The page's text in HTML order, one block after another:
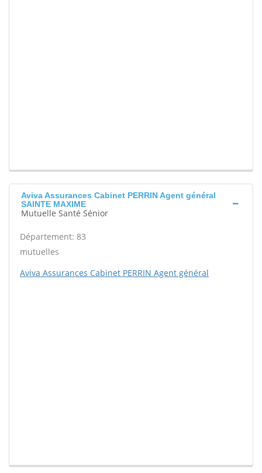
Aviva Assurances Cabinet PERRIN Agent général
SAINTE MAXIME
Mutuelle Santé Sénior
Département: 83
mutuelles
Aviva Assurances Cabinet PERRIN Agent général